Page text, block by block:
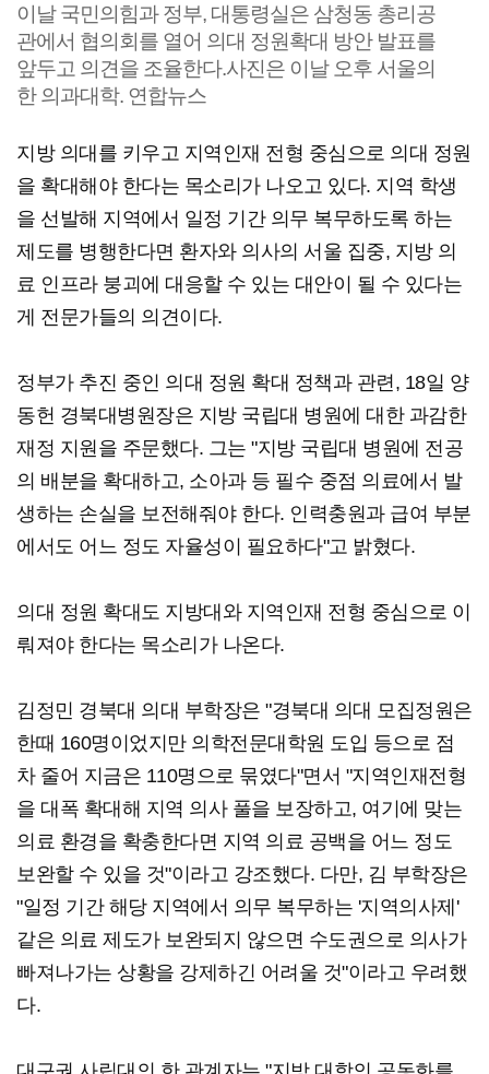
이날 국민의힘과 정부, 대통령실은 삼청동 총리공
관에서 협의회를 열어 의대 정원확대 방안 발표를
앞두고 의견을 조율한다.사진은 이날 오후 서울의
한 의과대학. 연합뉴스
지방 의대를 키우고 지역인재 전형 중심으로 의대 정원
을 확대해야 한다는 목소리가 나오고 있다. 지역 학생
을 선발해 지역에서 일정 기간 의무 복무하도록 하는
제도를 병행한다면 환자와 의사의 서울 집중, 지방 의
료 인프라 붕괴에 대응할 수 있는 대안이 될 수 있다는
게 전문가들의 의견이다.
정부가 추진 중인 의대 정원 확대 정책과 관련, 18일 양
동헌 경북대병원장은 지방 국립대 병원에 대한 과감한
재정 지원을 주문했다. 그는 "지방 국립대 병원에 전공
의 배분을 확대하고, 소아과 등 필수 중점 의료에서 발
생하는 손실을 보전해줘야 한다. 인력충원과 급여 부분
에서도 어느 정도 자율성이 필요하다"고 밝혔다.
의대 정원 확대도 지방대와 지역인재 전형 중심으로 이
뤄져야 한다는 목소리가 나온다.
김정민 경북대 의대 부학장은 "경북대 의대 모집정원은
한때 160명이었지만 의학전문대학원 도입 등으로 점
차 줄어 지금은 110명으로 묶였다"면서 "지역인재전형
을 대폭 확대해 지역 의사 풀을 보장하고, 여기에 맞는
의료 환경을 확충한다면 지역 의료 공백을 어느 정도
보완할 수 있을 것"이라고 강조했다. 다만, 김 부학장은
"일정 기간 해당 지역에서 의무 복무하는 '지역의사제'
같은 의료 제도가 보완되지 않으면 수도권으로 의사가
빠져나가는 상황을 강제하긴 어려울 것"이라고 우려했
다.